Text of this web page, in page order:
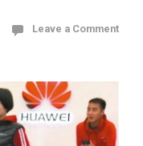
Leave a Comment